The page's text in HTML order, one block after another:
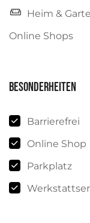
Heim &
Online Shops
Besonderheiten
Barrierefrei
Online Shop
Parkplatz